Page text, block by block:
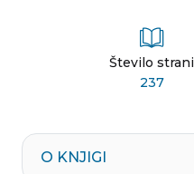
Število strani
237
O KNJIGI